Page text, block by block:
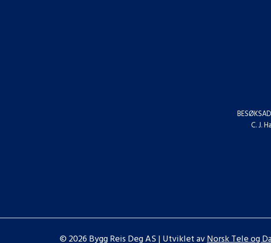
C. J.
© 2026 Bygg Reis Deg AS | Utviklet avNorsk Tele og